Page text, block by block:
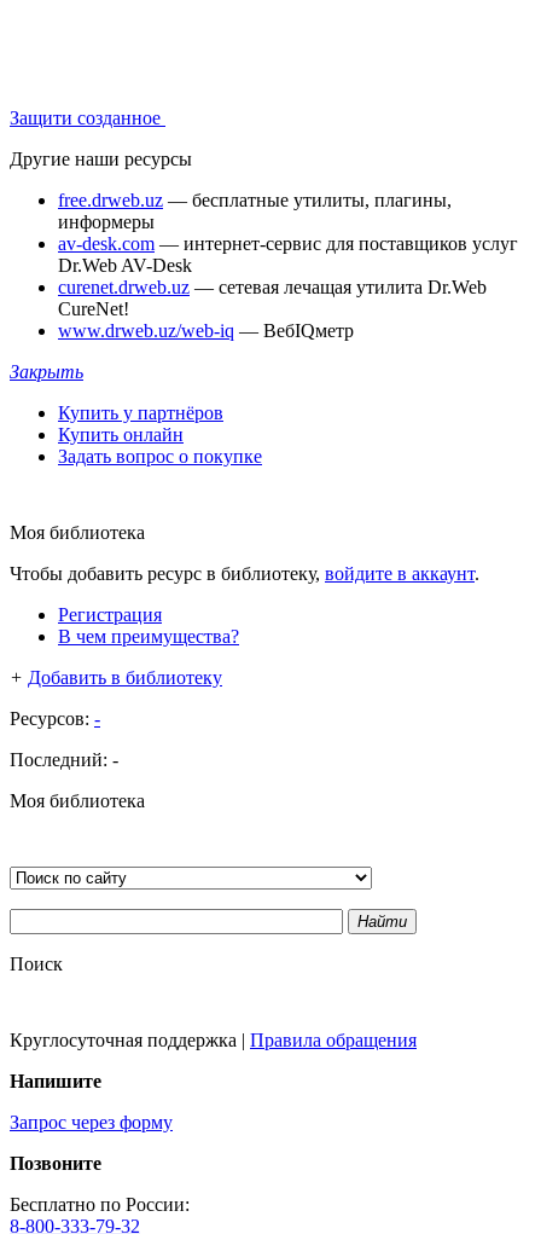
Защити созданное
Другие наши ресурсы
free.drweb.uz — бесплатные утилиты, плагины,
информеры
av-desk.com — интернет-сервис для поставщиков услуг
Dr.Web AV-Desk
curenet.drweb.uz — сетевая лечащая утилита Dr.Web
CureNet!
www.drweb.uz/web-iq — ВебIQметр
Закрыть
Купить у партнёров
Купить онлайн
Задать вопрос о покупке
Моя библиотека
Чтобы добавить ресурс в библиотеку, войдите в аккаунт.
Регистрация
В чем преимущества?
+ Добавить в библиотеку
Ресурсов: -
Последний: -
Моя библиотека
Найти
Поиск
Круглосуточная поддержка | Правила обращения
Напишите
Запрос через форму
Позвоните
Бесплатно по России:
8-800-333-79-32